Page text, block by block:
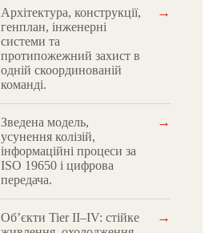
Архітектура, конструкції,
генплан, інженерні
системи та
протипожежний захист в
одній скоординованій
команді.
→
Зведена модель,
усунення колізій,
інформаційні процеси за
ISO 19650 і цифрова
передача.
→
Обʼєкти Tier II–IV: стійке
→